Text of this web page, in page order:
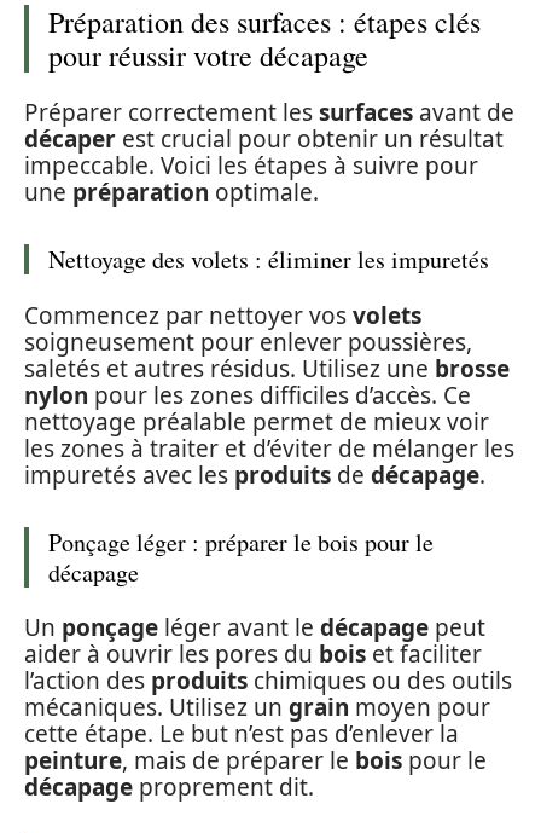
Préparation des surfaces : étapes clés
pour réussir votre décapage
Préparer correctement lessurfaces avant de
décaper est crucial pour obtenir un résultat
impeccable. Voici les étapes à suivre pour
une préparation optimale.
Nettoyage des volets : éliminer les impuretés
Commencez par nettoyer vosvolets
soigneusement pour enlever poussières,
saletés et autres résidus. Utilisez une brosse
nylon pour les zones difficiles d’accès. Ce
nettoyage préalable permet de mieux voir
les zones à traiter et d’éviter de mélanger les
impuretés avec les produits de décapage.
Ponçage léger : préparer le bois pour le
décapage
Un ponçage léger avant le décapage peut
aider à ouvrir les pores du bois et faciliter
l’action des produits chimiques ou des outils
mécaniques. Utilisez un grain moyen pour
cette étape. Le but n’est pas d’enlever la
peinture, mais de préparer le bois pour le
décapage proprement dit.